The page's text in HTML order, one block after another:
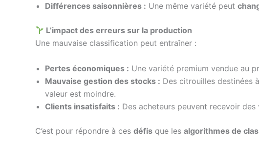
Différences saisonnières : Une même variété peut
L’impact des erreurs sur la production
Une mauvaise classification peut entraîner :
Pertes économiques : Une variété premium vendue au
Mauvaise gestion des stocks : Des citrouilles destinées
valeur est moindre.
Clients insatisfaits : Des acheteurs peuvent recevoir
C’est pour répondre à ces défis que les algorithmes de